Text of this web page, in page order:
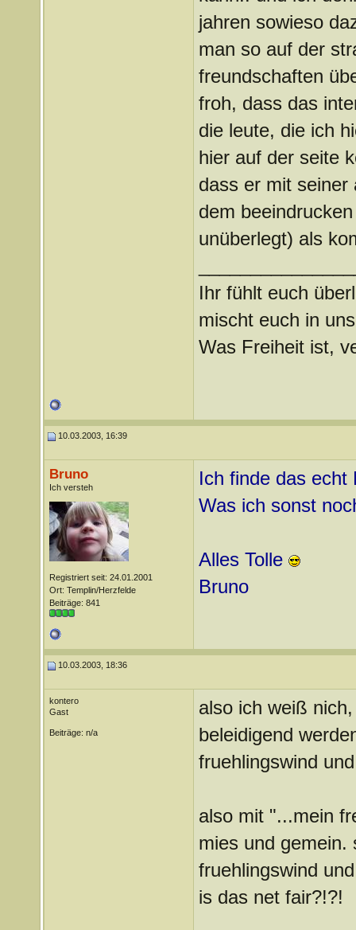
jahren sowieso
man so auf der
freundschaften
froh, dass das
die leute, die ich
hier auf der seite
dass er mit seiner
dem
unüberlegt) als
Ihr fühlt euch
mischt euch in
Was Freiheit ist,
10.03.2003, 16:39
Bruno
Ich versteh
Registriert seit: 24.01.2001
Ort: Templin/Herzfelde
Beiträge: 841
Ich finde das echt
Was ich sonst
Alles Tolle
Bruno
10.03.2003, 18:36
kontero
Gast
Beiträge: n/a
also ich weiß
beleidigend
fruehlingswind
also mit "...mein
mies und gemein.
fruehlingswind
is das net fair?!?!